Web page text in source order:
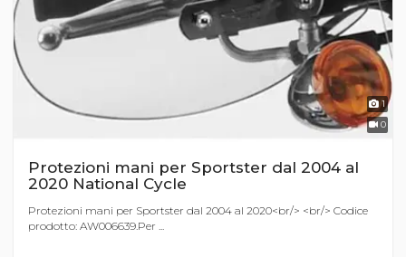
1
0
Protezioni mani per Sportster dal 2004 al
2020 National Cycle
Protezioni mani per Sportster dal 2004 al 2020<br/> <br/> Codice
prodotto: AW006639.Per ...